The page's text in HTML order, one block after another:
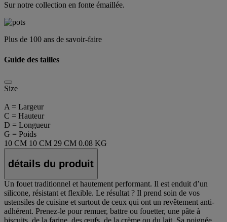
Sur notre collection en fonte émaillée.
Plus de 100 ans de savoir-faire
Guide des tailles
Size
A = Largeur
C = Hauteur
D = Longueur
G = Poids
10 CM 10 CM 29 CM 0.08 KG
détails du produit
Un fouet traditionnel et hautement performant. Il est enduit d’un
silicone, résistant et flexible. Le résultat ? Il prend soin de vos
ustensiles de cuisine et surtout de ceux qui ont un revêtement anti-
adhérent. Prenez-le pour remuer, battre ou fouetter, une pâte à